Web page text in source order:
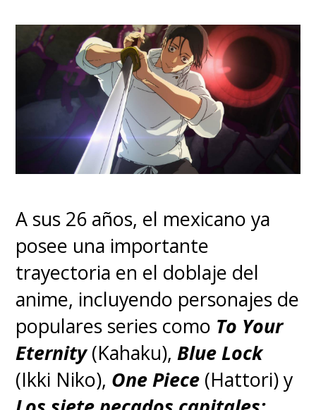
A sus 26 años, el mexicano ya
posee una importante
trayectoria en el doblaje del
anime, incluyendo personajes de
populares series como To Your
Eternity(Kahaku),Blue Lock
(Ikki Niko), One Piece (Hattori) y